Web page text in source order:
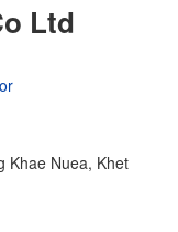
Ltd
Khae Nuea, Khet